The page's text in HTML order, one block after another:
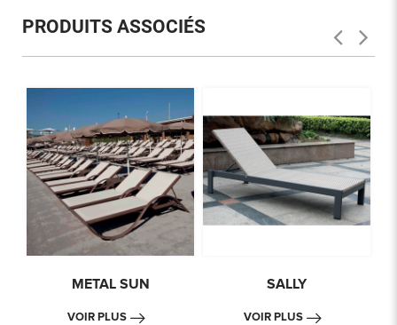
PRODUITS ASSOCIÉS
METAL SUN
VOIR PLUS
SALLY
VOIR PLUS